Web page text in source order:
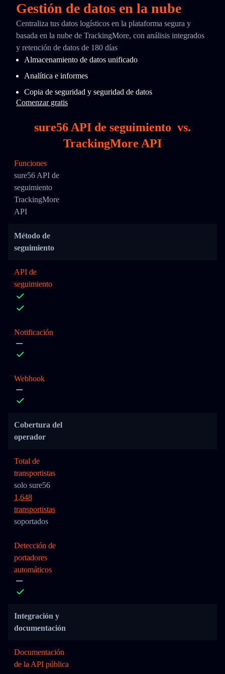
Gestión de datos en la nube
Centraliza tus datos logísticos en la plataforma segura y
basada en la nube de TrackingMore, con análisis integrados
y retención de datos de 180 días
Almacenamiento de datos unificado
Analítica e informes
Copia de seguridad y seguridad de datos
Comenzar gratis
sure56 API de seguimiento vs.
TrackingMore API
Funciones
sure56 API de
seguimiento
TrackingMore
API
Método de
seguimiento
API de
seguimiento
Notificación
Webhook
Cobertura del
operador
Total de
transportistas
solo sure56
1,648
transportistas
soportados
Detección de
portadores
automáticos
Integración y
documentación
Documentación
de la API pública